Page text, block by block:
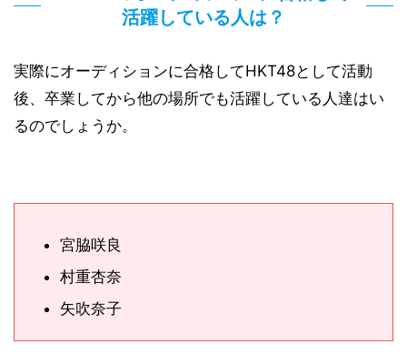
活躍している人は？
実際にオーディションに合格してHKT48として活動
後、卒業してから他の場所でも活躍している人達はい
るのでしょうか。
宮脇咲良
村重杏奈
矢吹奈子